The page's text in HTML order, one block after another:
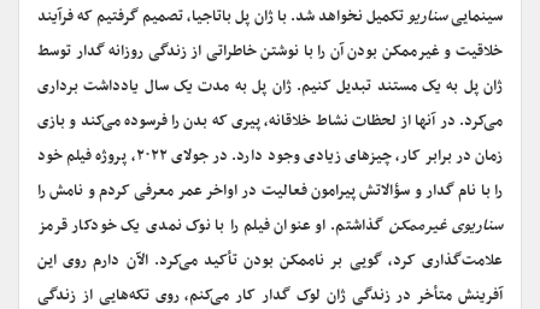
سینماییسناریوتکمیل نخواهد شد. با ژان پل باتاجیا، تصمیم گرفتیم که فرآیند
خلاقیت و غیرممکن بودن آن را با نوشتن خاطراتی از زندگی روزانه گدار توسط
ژان پل به یک مستند تبدیل کنیم. ژان پل به مدت یک سال یادداشت برداری
می‌کرد. در آنها از لحظات نشاط خلاقانه، پیری که بدن را فرسوده می‌کند و بازی
زمان در برابر کار، چیزهای زیادی وجود دارد. در جولای ۲۰۲۲، پروژه فیلم خود
را با نام گدار و سؤالاتش پیرامون فعالیت در اواخر عمر معرفی کردم و نامش را
سناریوی غیرممکن گذاشتم. او عنوان فیلم را با نوک نمدی یک خودکار قرمز
علامت‌گذاری کرد، گویی بر ناممکن بودن تأکید می‌کرد. الآن دارم روی این
آفرینش متأخر در زندگی ژان لوک گدار کار می‌کنم، روی تکه‌هایی از زندگی